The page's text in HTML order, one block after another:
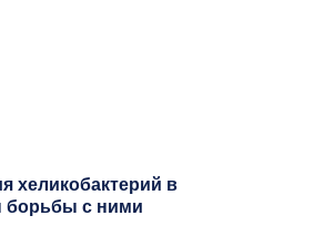
хеликобактерий в
борьбы с ними